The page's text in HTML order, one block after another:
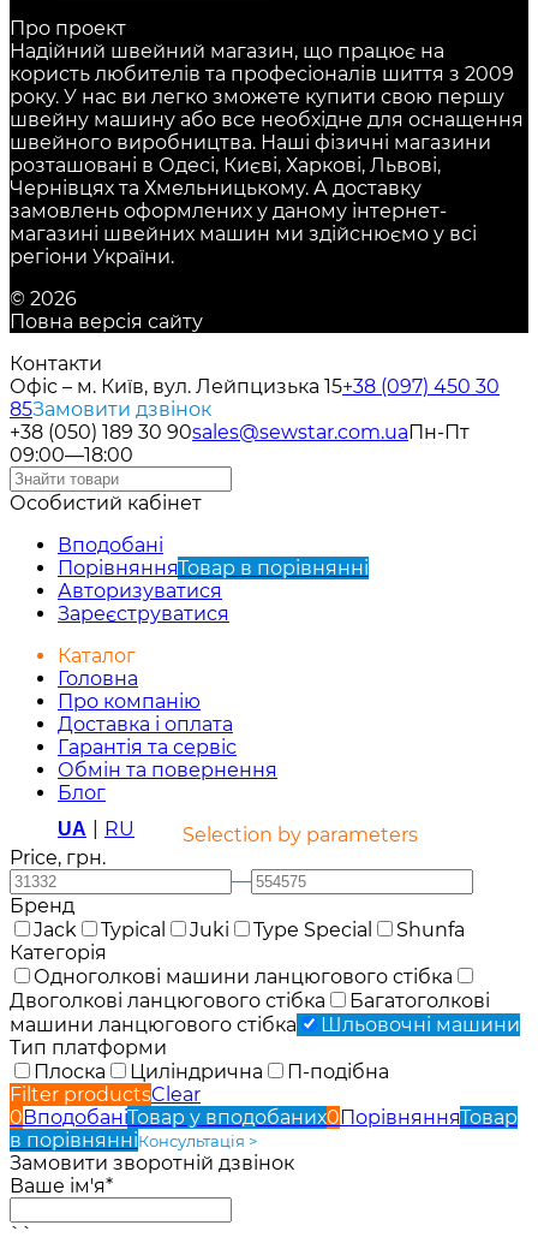
Про проект
Надійний швейний магазин, що працює на
користь любителів та професіоналів шиття з 2009
року. У нас ви легко зможете купити свою першу
швейну машину або все необхідне для оснащення
швейного виробництва. Наші фізичні магазини
розташовані в Одесі, Києві, Харкові, Львові,
Чернівцях та Хмельницькому. А доставку
замовлень оформлених у даному інтернет-
магазині швейних машин ми здійснюємо у всі
регіони України.
© 2026
Повна версія сайту
Контакти
Офіс – м. Київ, вул. Лейпцизька 15+38 (097) 450 30
85Замовити дзвінок
+38 (050) 189 30 90sales@sewstar.com.uaПн-Пт
09:00—18:00
Особистий кабінет
Вподобані
ПорівнянняТовар в порівнянні
Авторизуватися
Зареєструватися
Каталог
Головна
Про компанію
Доставка і оплата
Гарантія та сервіс
Обмін та повернення
Блог
UA RU
Selection by parameters
Price, грн.
—
Бренд
Jack
Typical Juki Type Special
Shunfa
Категорія
Одноголкові машини ланцюгового стібка
Двоголкові ланцюгового стібка
Багатоголкові
машини ланцюгового стібка
Шльовочні машини
Тип платформи
Плоска
Циліндрична
П-подібна
Filter productsClear
0ВподобаніТовар у вподобаних0ПорівнянняТовар
в порівнянніКонсультація >
Замовити зворотній дзвінок
Ваше ім'я*
``